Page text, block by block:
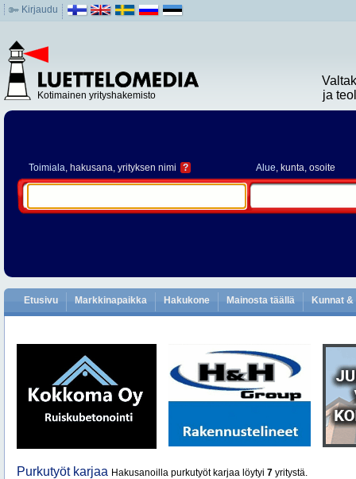
Kirjaudu
Kotimainen yrityshakemisto
ja
Toimiala, hakusana, yrityksen nimi ? Alue, kunta, osoite
Etusivu Markkinapaikka Hakukone Mainosta täällä Kunnat
Purkutyöt karjaa Hakusanoilla purkutyöt karjaa löytyi 7 yritystä.